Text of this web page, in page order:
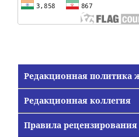
Редакционная политика
Редакционная коллегия
Правила рецензирования